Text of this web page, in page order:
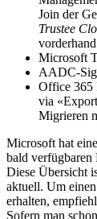
Join der
Trustee
Microsoft
AADC-
Office 365
via
Migrieren
Microsoft hat eine
bald verfügbaren
Diese Übersicht
aktuell. Um
erhalten,
Sofern man